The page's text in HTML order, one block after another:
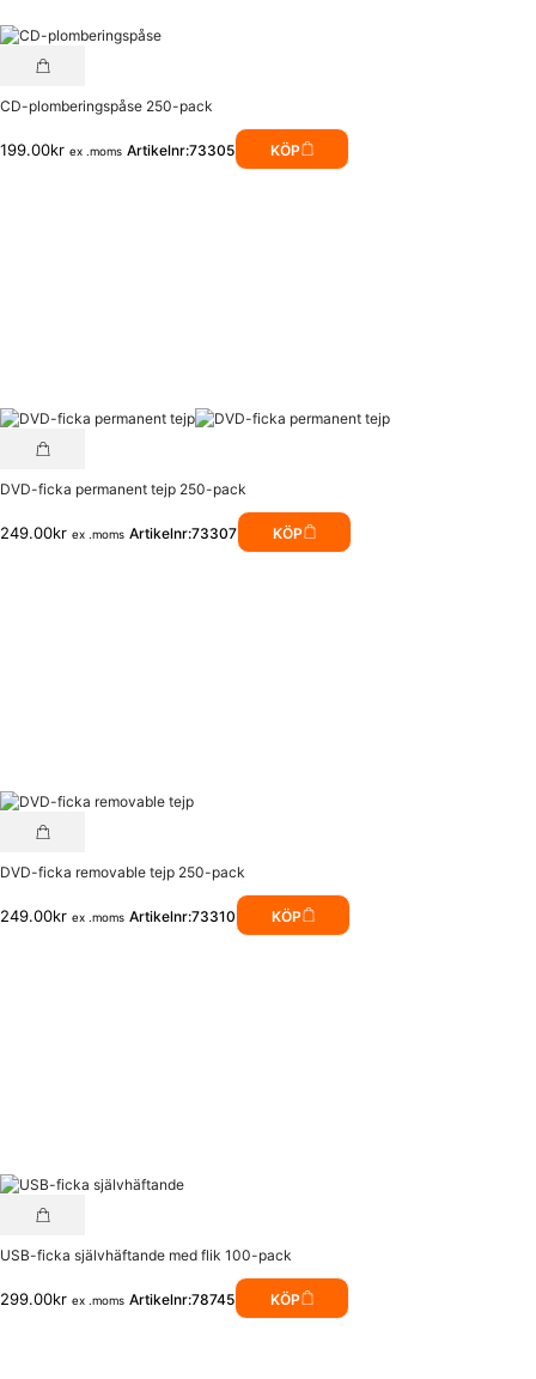
CD-plomberingspåse 250-pack
199.00kr ex .moms Artikelnr:73305 KÖP
DVD-ficka permanent tejp 250-pack
249.00kr ex .moms Artikelnr:73307 KÖP
DVD-ficka removable tejp 250-pack
249.00kr ex .moms Artikelnr:73310 KÖP
USB-ficka självhäftande med flik 100-pack
299.00kr ex .moms Artikelnr:78745 KÖP